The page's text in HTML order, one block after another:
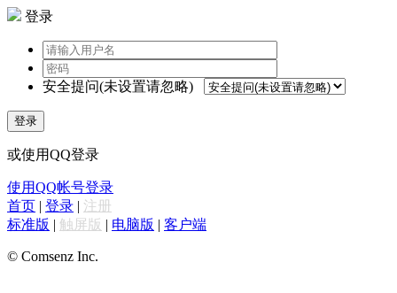
登录
安全提问(未设置请忽略)
登录
或使用QQ登录
使用QQ帐号登录
首页 | 登录 | 注册
标准版 | 触屏版 | 电脑版 | 客户端
© Comsenz Inc.